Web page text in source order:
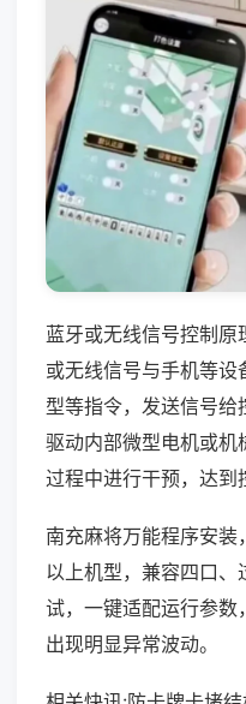
蓝牙或无线信号控制
或无线信号与手机等
型等指令，发送信号
驱动内部微型电机或机
过程中进行干预，达到
南充麻将万能程序安
以上机型，兼容四口
试，一键适配运行参数
出现明显异常波动。